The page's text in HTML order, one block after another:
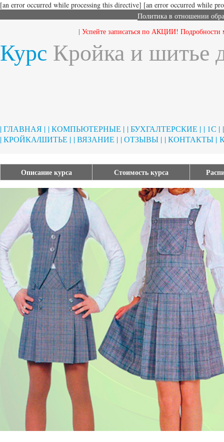
[an error occurred while processing this directive] [an error occurred while
Политика в отношении
| Успейте записаться по АКЦИИ! Подробности
Курс Кройка и шитье
| ГЛАВНАЯ | | КОМПЬЮТЕРНЫЕ | | БУХГАЛТЕРСКИЕ | | 1С |
| КРОЙКА/ШИТЬЕ | | ВЯЗАНИЕ | | ОТЗЫВЫ | | КОНТАКТЫ |
Описание курса Стоимость курса